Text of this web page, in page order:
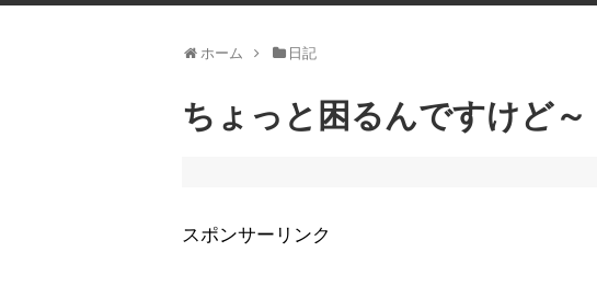
ホーム 日記
ちょっと困るんですけど～
スポンサーリンク